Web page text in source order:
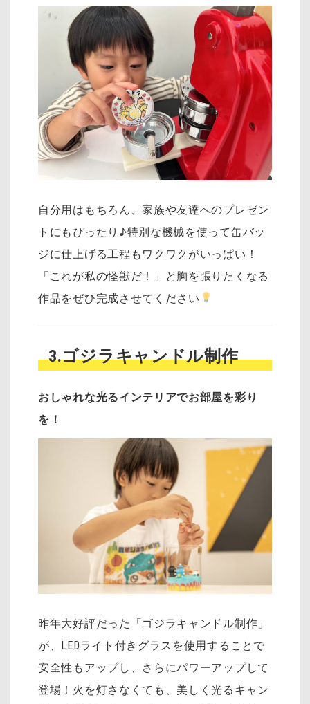
自分用はもちろん、家族や友達へのプレゼン
トにもぴったり♪特別な機械を使って缶バッ
ジに仕上げる工程もワクワクがいっぱい！
「これが私の怪獣だ！」と胸を張りたくなる
作品をぜひ完成させてください
3.ゴジラキャンドル制作
おしゃれな光るインテリアでお部屋を彩り
を！
昨年大好評だった「ゴジラキャンドル制作」
が、LEDライト付きグラスを使用することで
安全性もアップし、さらにパワーアップして
登場！火を灯さなくても、美しく光るキャン